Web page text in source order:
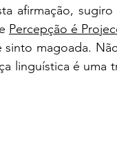
afirmação,
e Percepção é
magoada.
linguística é uma